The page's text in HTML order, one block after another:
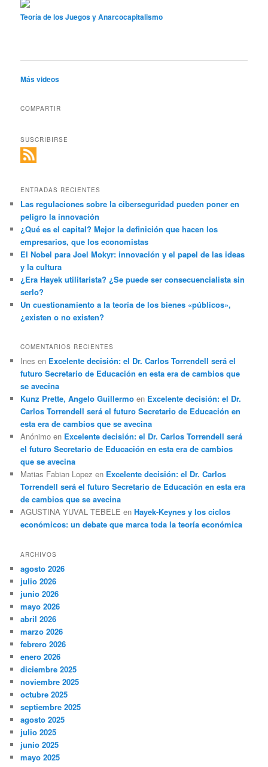
Teoría de los Juegos y Anarcocapitalismo
Más videos
COMPARTIR
SUSCRIBIRSE
ENTRADAS RECIENTES
Las regulaciones sobre la ciberseguridad pueden poner en
peligro la innovación
¿Qué es el capital? Mejor la definición que hacen los
empresarios, que los economistas
El Nobel para Joel Mokyr: innovación y el papel de las ideas
y la cultura
¿Era Hayek utilitarista? ¿Se puede ser consecuencialista sin
serlo?
Un cuestionamiento a la teoría de los bienes «públicos»,
¿existen o no existen?
COMENTARIOS RECIENTES
Ines en Excelente decisión: el Dr. Carlos Torrendell será el
futuro Secretario de Educación en esta era de cambios que
se avecina
Kunz Prette, Angelo Guillermo en Excelente decisión: el Dr.
Carlos Torrendell será el futuro Secretario de Educación en
esta era de cambios que se avecina
Anónimo en Excelente decisión: el Dr. Carlos Torrendell será
el futuro Secretario de Educación en esta era de cambios
que se avecina
Matias Fabian Lopez en Excelente decisión: el Dr. Carlos
Torrendell será el futuro Secretario de Educación en esta era
de cambios que se avecina
AGUSTINA YUVAL TEBELE enHayek-Keynes y los ciclos
económicos: un debate que marca toda la teoría económica
ARCHIVOS
agosto 2026
julio 2026
junio 2026
mayo 2026
abril 2026
marzo 2026
febrero 2026
enero 2026
diciembre 2025
noviembre 2025
octubre 2025
septiembre 2025
agosto 2025
julio 2025
junio 2025
mayo 2025